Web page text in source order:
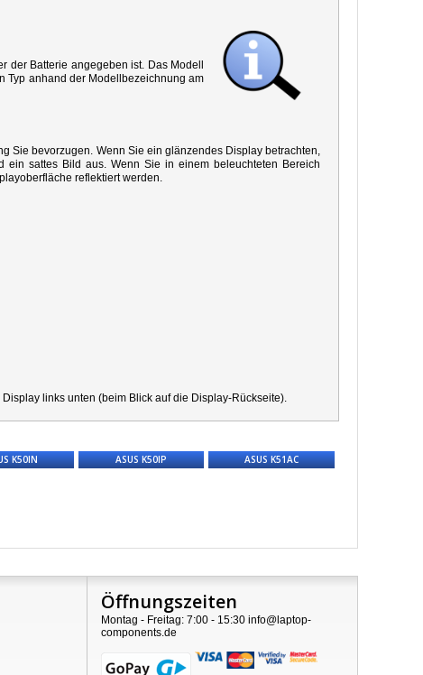
Batterie angegeben ist. Das Modell
Typ anhand der Modellbezeichnung am
Sie bevorzugen. Wenn Sie ein glänzendes Display betrachten,
sattes Bild aus. Wenn Sie in einem beleuchteten Bereich
reflektiert werden.
links unten (beim Blick auf die Display-Rückseite).
K50IN ASUS K50IP
ASUS K51AC
Öffnungszeiten
Montag - Freitag: 7:00 - 15:30 info@laptop-
components.de